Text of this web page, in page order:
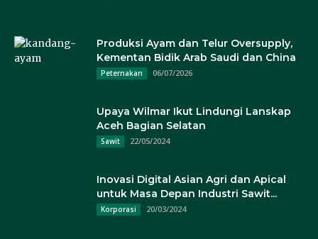
Produksi Ayam dan Telur Oversupply,
Kementan Bidik Arab Saudi dan China
Peternakan 06/07/2026
Upaya Wilmar Ikut Lindungi Lanskap
Aceh Bagian Selatan
Sawit 22/05/2024
Inovasi Digital Asian Agri dan Apical
untuk Masa Depan Industri Sawit...
Korporasi 20/03/2024